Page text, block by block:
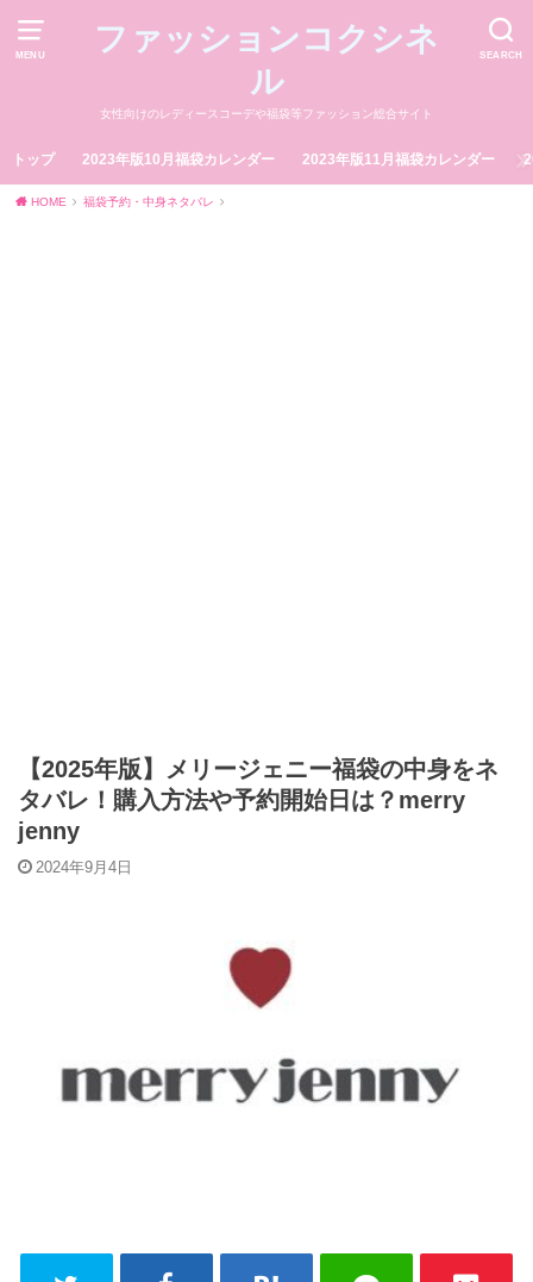
MENU SEARCH
ファッションコクシネ
ル
女性向けのレディースコーデや福袋等ファッション総合サイト
トップ 2023年版10月福袋カレンダー 2023年版11月福袋カレンダー
HOME 福袋予約・中身ネタバレ
【2025年版】メリージェニー福袋の中身をネ
タバレ！購入方法や予約開始日は？merry
jenny
2024年9月4日